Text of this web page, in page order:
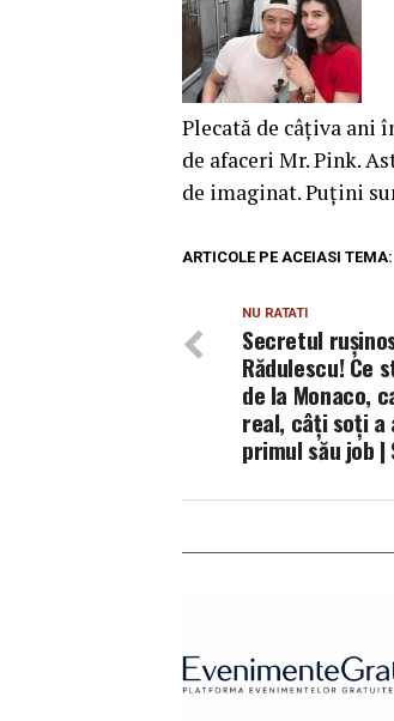
Plecată de câțiva ani
de afaceri Mr. Pink.
de imaginat. Puţini
ARTICOLE PE ACEIASI TEMA:
NU RATATI
Secretul
Rădulescu! Ce
de la Monaco,
real, câți soți a
primul său job |